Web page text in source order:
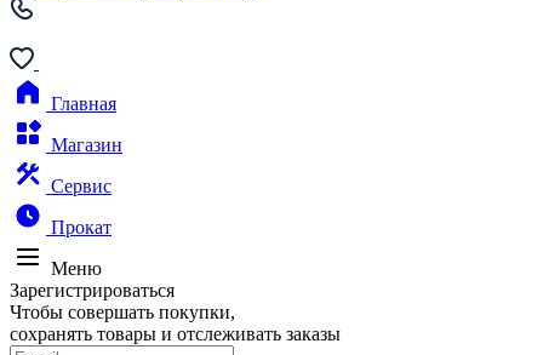
Главная
Магазин
Сервис
Прокат
Меню
Зарегистрироваться
Чтобы совершать покупки,
сохранять товары и отслеживать заказы